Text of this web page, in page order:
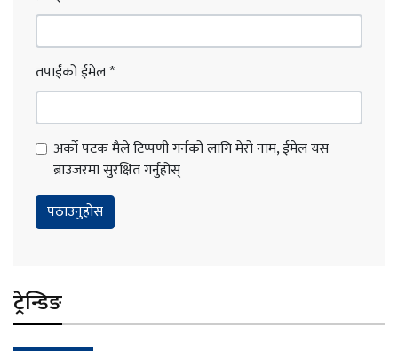
तपाईंको ईमेल*
अर्को पटक मैले टिप्पणी गर्नको लागि मेरो नाम, ईमेल यस
ब्राउजरमा सुरक्षित गर्नुहोस्
ट्रेन्डिङ